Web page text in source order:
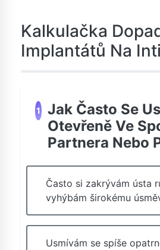
Kalkulačka
Implantátů Na
1
Jak Často Se
Otevřeně Ve
Partnera Nebo
Často si zakrývám ústa
vyhýbám širokému
Usmívám se spíše